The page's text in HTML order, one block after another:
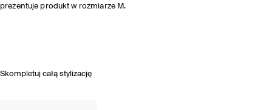
prezentuje produkt w rozmiarze M.
Skompletuj całą stylizację